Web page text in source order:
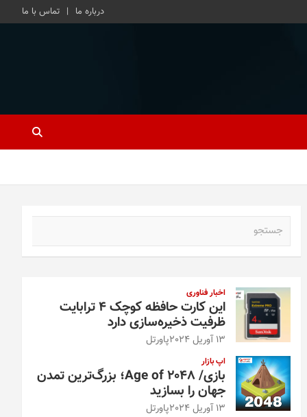
درباره ما تماس با ما
اخبار فناوری
این کارت حافظه کوچک ۴ ترابایت
ظرفیت ذخیره‌سازی دارد
13 آوریل 2024 پاورتل
اپ بازار
بازی/ Age of 2048؛ بزرگ‌ترین تمدن
جهان را بسازید
13 آوریل 2024 پاورتل